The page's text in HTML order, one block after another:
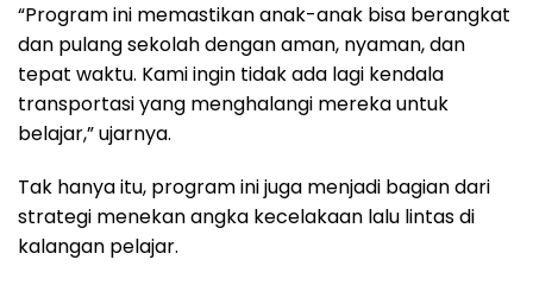
“Program ini memastikan anak-anak bisa berangkat
dan pulang sekolah dengan aman, nyaman, dan
tepat waktu. Kami ingin tidak ada lagi kendala
transportasi yang menghalangi mereka untuk
belajar,” ujarnya.
Tak hanya itu, program ini juga menjadi bagian dari
strategi menekan angka kecelakaan lalu lintas di
kalangan pelajar.